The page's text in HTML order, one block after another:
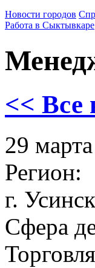
Новости городов
Работа в Сыктывкаре
<< Все
29
Регион:
г. Усинск
Сфера
Торговля